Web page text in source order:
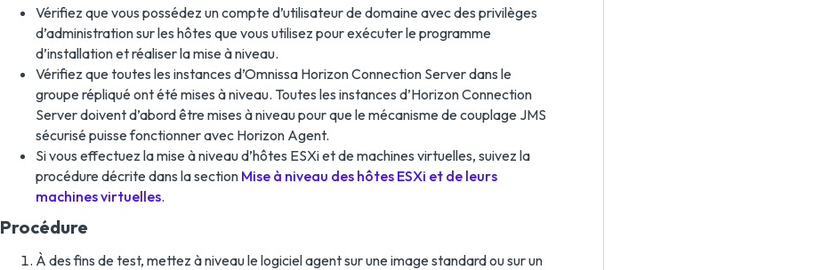
Vérifiez que vous possédez un compte d’utilisateur de domaine avec des privilèges
d’administration sur les hôtes que vous utilisez pour exécuter le programme
d’installation et réaliser la mise à niveau.
Vérifiez que toutes les instances d’Omnissa Horizon Connection Server dans le
groupe répliqué ont été mises à niveau. Toutes les instances d’Horizon Connection
Server doivent d’abord être mises à niveau pour que le mécanisme de couplage JMS
sécurisé puisse fonctionner avec Horizon Agent.
Si vous effectuez la mise à niveau d’hôtes ESXi et de machines virtuelles, suivez la
procédure décrite dans la section Mise à niveau des hôtes ESXi et de leurs
machines virtuelles.
Procédure
À des fins de test, mettez à niveau le logiciel agent sur une image standard ou sur un